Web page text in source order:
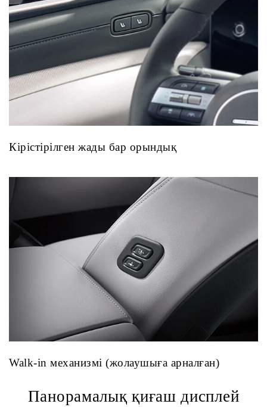
Кірістірілген жады бар орындық
Walk-in механизмі (жолаушыға арналған)
Панорамалық қиғаш дисплей